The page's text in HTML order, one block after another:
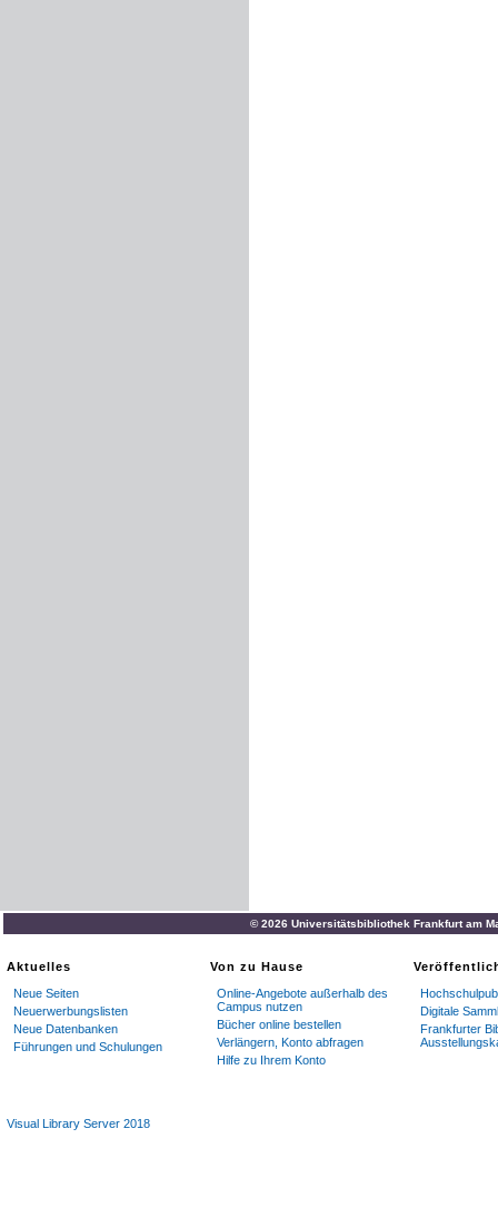
© 2026 Universitätsbibliothek Frankfurt am
Aktuelles
Neue Seiten
Neuerwerbungslisten
Neue Datenbanken
Führungen und Schulungen
Von zu Hause
Online-Angebote außerhalb des
Campus nutzen
Bücher online bestellen
Verlängern, Konto abfragen
Hilfe zu Ihrem Konto
Digitale
Frankfurter
Visual Library Server 2018